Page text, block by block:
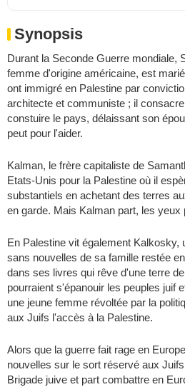
Synopsis
Durant la Seconde Guerre mondiale,
femme d'origine américaine, est
ont immigré en Palestine par
architecte et communiste ; il
constuire le pays, délaissant son
peut pour l'aider.
Kalman, le frère capitaliste de
Etats-Unis pour la Palestine où il
substantiels en achetant des terres
en garde. Mais Kalman part, les yeux
En Palestine vit également Kalkosky,
sans nouvelles de sa famille restée
dans ses livres qui rêve d'une terre
pourraient s'épanouir les peuples juif
une jeune femme révoltée par la
aux Juifs l'accès à la Palestine.
Alors que la guerre fait rage en
nouvelles sur le sort réservé aux
Brigade juive et part combattre en